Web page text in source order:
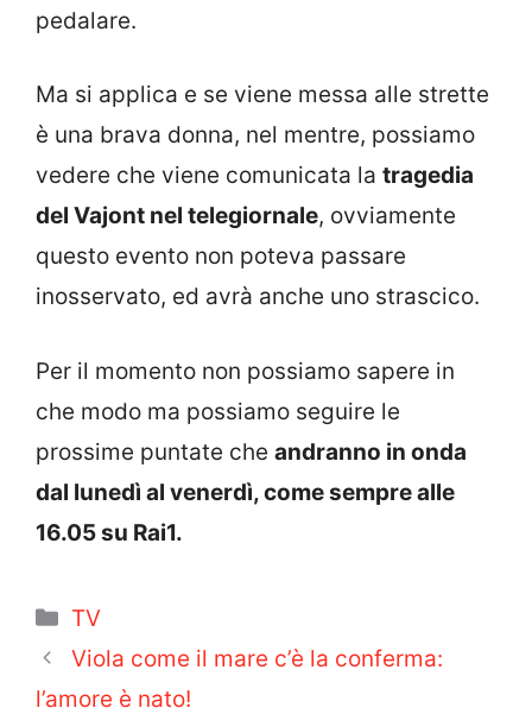
pedalare.
Ma si applica e se viene messa alle strette
è una brava donna, nel mentre, possiamo
vedere che viene comunicata la tragedia
del Vajont nel telegiornale, ovviamente
questo evento non poteva passare
inosservato, ed avrà anche uno strascico.
Per il momento non possiamo sapere in
che modo ma possiamo seguire le
prossime puntate che andranno in onda
dal lunedì al venerdì, come sempre alle
16.05 su Rai1.
Categorie
TV
Viola come il mare c’è la conferma:
l’amore è nato!